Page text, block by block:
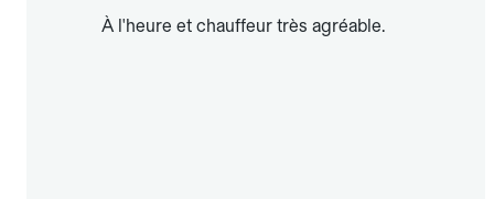
À l'heure et chauffeur très agréable.